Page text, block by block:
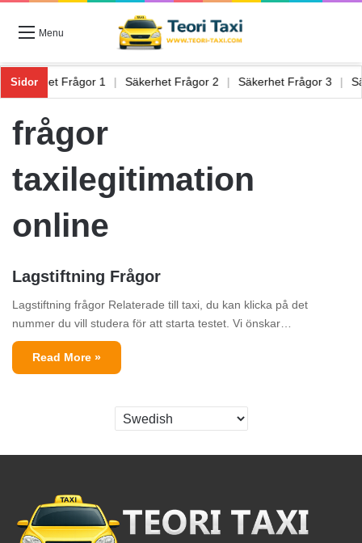
Menu
Sidor
| Säkerhet Frågor 1 Säkerhet Frågor 2 Säkerhet Frågor 3
frågor
taxilegitimation
online
Lagstiftning Frågor
Lagstiftning frågor Relaterade till taxi, du kan klicka på det
nummer du vill studera för att starta testet. Vi önskar…
Read More »